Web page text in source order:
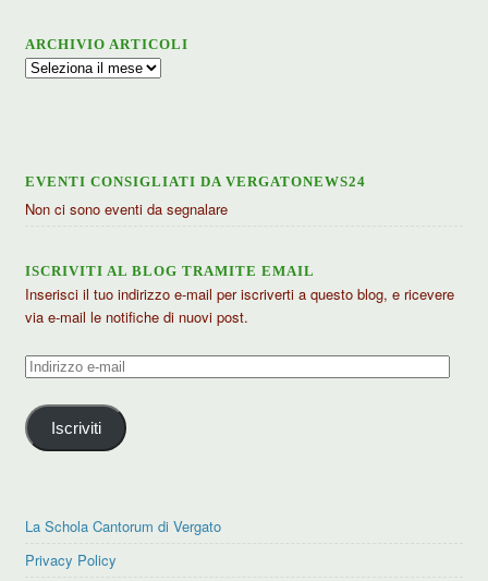
ARCHIVIO ARTICOLI
Archivio
EVENTI CONSIGLIATI DA VERGATONEWS24
Non ci sono eventi da segnalare
ISCRIVITI AL BLOG TRAMITE EMAIL
Inserisci il tuo indirizzo e-mail per iscriverti a questo blog, e ricevere
via e-mail le notifiche di nuovi post.
Indirizzo
mail
Iscriviti
La Schola Cantorum di Vergato
Privacy Policy